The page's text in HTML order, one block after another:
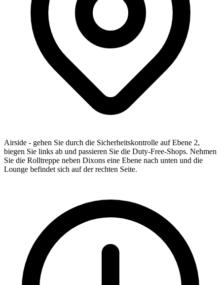
Airside - gehen Sie durch die Sicherheitskontrolle auf Ebene 2,
biegen Sie links ab und passieren Sie die Duty-Free-Shops. Nehmen
Sie die Rolltreppe neben Dixons eine Ebene nach unten und die
Lounge befindet sich auf der rechten Seite.